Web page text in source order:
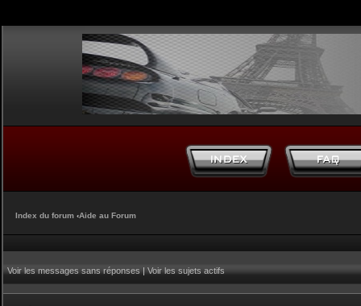
Index du forum ‹Aide au Forum
Voir les messages sans réponses|Voir les sujets actifs